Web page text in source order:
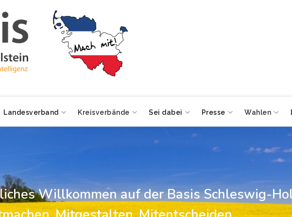
Landesverband Kreisverbände Sei dabei Presse Wahlen
Willkommen auf der Basis Schleswig-